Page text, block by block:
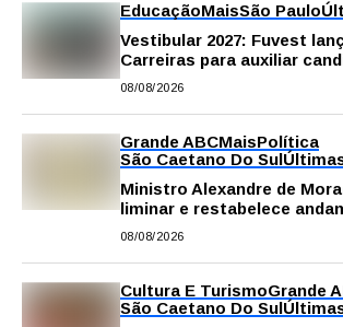
EducaçãoMaisSão Paulo
Vestibular 2027: Fuvest
Carreiras para auxiliar
escolha da profissão
08/08/2026
Grande ABCMaisPolítica
São Caetano Do Sul
Ministro Alexandre de
liminar e restabelece
comissão processante
08/08/2026
Cultura E TurismoGrande
São Caetano Do Sul